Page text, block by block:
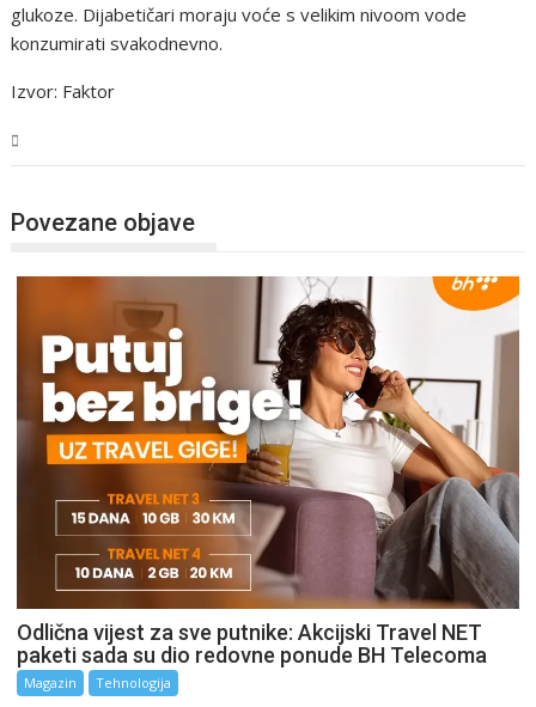
glukoze. Dijabetičari moraju voće s velikim nivoom vode
konzumirati svakodnevno.
Izvor: Faktor
Povezane objave
Odlična vijest za sve putnike: Akcijski Travel NET
paketi sada su dio redovne ponude BH Telecoma
Magazin Tehnologija